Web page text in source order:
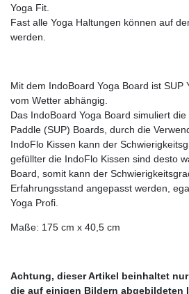
Yoga Fit.
Fast alle Yoga Haltungen können auf
werden.
Mit dem IndoBoard Yoga Board ist SUP
vom Wetter abhängig.
Das IndoBoard Yoga Board simuliert
Paddle (SUP) Boards, durch die
IndoFlo Kissen kann der
gefüllter die IndoFlo Kissen sind desto
Board, somit kann der
Erfahrungsstand angepasst werden,
Yoga Profi.
Maße: 175 cm x 40,5 cm
Achtung, dieser Artikel beinhaltet
die auf einigen Bildern abgebildeten